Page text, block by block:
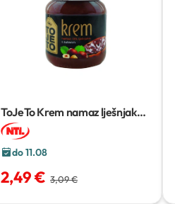
ToJeTo Krem namaz lješnjak
400 g
do 11.08
2,49 € 3,09 €